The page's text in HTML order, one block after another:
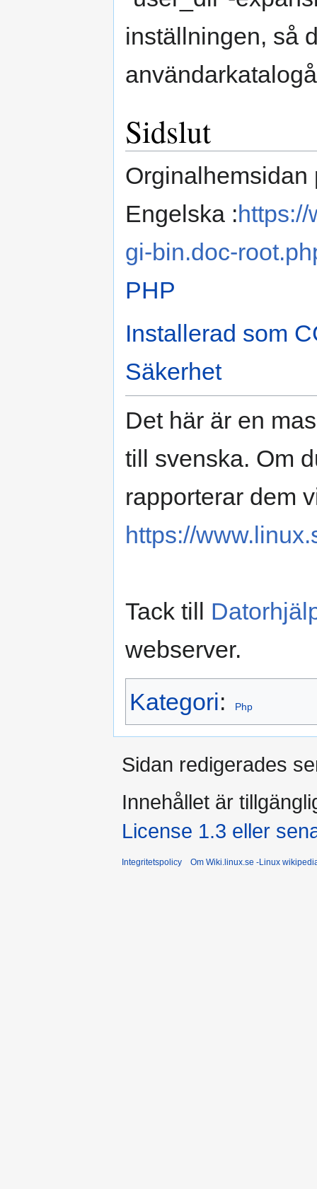
inställningen, så
Sidslut
Orginalhemsidan
Engelska :https://
gi-bin.doc-
PHP
Installerad som
Säkerhet
Det här är en
till svenska. Om
rapporterar dem
https://
Tack till
webserver.
Kategori: Php
Sidan redigerades
Innehållet är
License 1.3 eller
Integritetspolicy Om Wiki.linux.se -Linux